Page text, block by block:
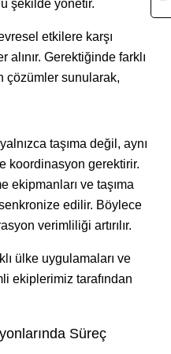
şekilde yönetir.
etkilere karşı
alınır. Gerektiğinde farklı
çözümler sunularak,
taşıma değil, aynı
koordinasyon gerektirir.
ekipmanları ve taşıma
edilir. Böylece
verimliliği artırılır.
ülke uygulamaları ve
ekiplerimiz tarafından
Süreç